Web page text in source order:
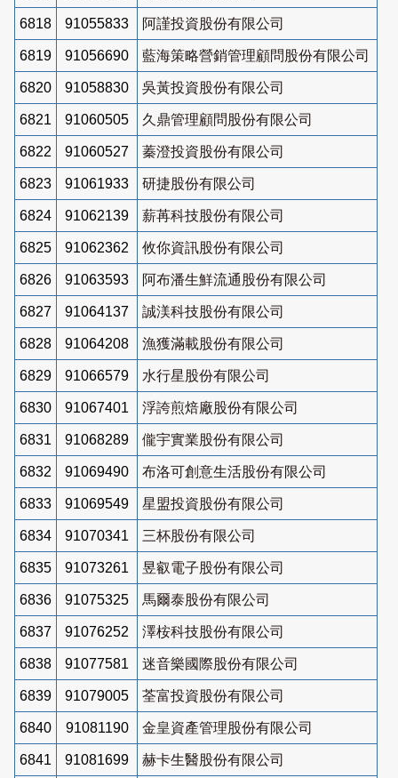
6818 91055833 阿謹投資股份有限公司
6819 91056690 藍海策略營銷管理顧問股份有限公司
6820 91058830 吳黃投資股份有限公司
6821 91060505 久鼎管理顧問股份有限公司
6822 91060527 蓁澄投資股份有限公司
6823 91061933 研捷股份有限公司
6824 91062139 薪苒科技股份有限公司
6825 91062362 攸你資訊股份有限公司
6826 91063593 阿布潘生鮮流通股份有限公司
6827 91064137 誠渼科技股份有限公司
6828 91064208 漁獲滿載股份有限公司
6829 91066579 水行星股份有限公司
6830 91067401 浮誇煎焙廠股份有限公司
6831 91068289 儱宇實業股份有限公司
6832 91069490 布洛可創意生活股份有限公司
6833 91069549 星盟投資股份有限公司
6834 91070341 三杯股份有限公司
6835 91073261 昱叡電子股份有限公司
6836 91075325 馬爾泰股份有限公司
6837 91076252 澤桉科技股份有限公司
6838 91077581 迷音樂國際股份有限公司
6839 91079005 荃富投資股份有限公司
6840 91081190 金皇資產管理股份有限公司
6841 91081699 赫卡生醫股份有限公司